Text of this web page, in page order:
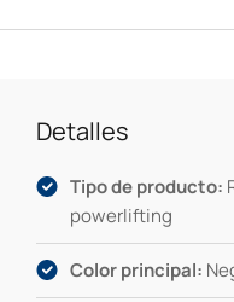
Detalles
Tipo de producto:
powerlifting
Color principal: